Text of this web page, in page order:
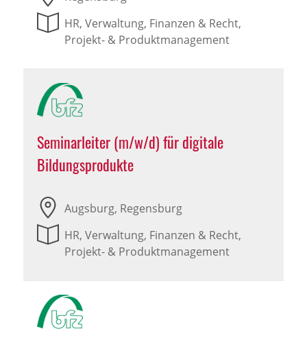
HR, Verwaltung, Finanzen & Recht,
Projekt- & Produktmanagement
Seminarleiter (m/w/d) für digitale
Bildungsprodukte
Augsburg, Regensburg
HR, Verwaltung, Finanzen & Recht,
Projekt- & Produktmanagement